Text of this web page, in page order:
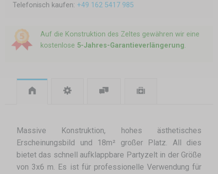
Telefonisch kaufen: +49 162 5417 985
Auf die Konstruktion des Zeltes gewähren wir eine
kostenlose 5-Jahres-Garantieverlängerung.
Massive Konstruktion, hohes ästhetisches
Erscheinungsbild und 18m² großer Platz. All dies
bietet das schnell aufklappbare Partyzelt in der Größe
von 3x6 m. Es ist für professionelle Verwendung für